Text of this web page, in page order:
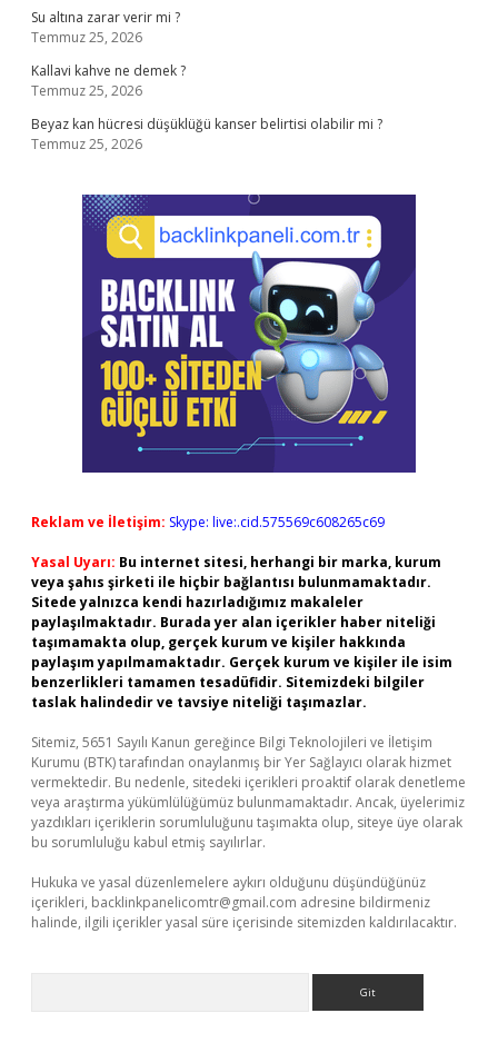
Su altına zarar verir mi ?
Temmuz 25, 2026
Kallavi kahve ne demek ?
Temmuz 25, 2026
Beyaz kan hücresi düşüklüğü kanser belirtisi olabilir mi ?
Temmuz 25, 2026
Reklam ve İletişim: Skype: live:.cid.575569c608265c69
Yasal Uyarı: Bu internet sitesi, herhangi bir marka, kurum
veya şahıs şirketi ile hiçbir bağlantısı bulunmamaktadır.
Sitede yalnızca kendi hazırladığımız makaleler
paylaşılmaktadır. Burada yer alan içerikler haber niteliği
taşımamakta olup, gerçek kurum ve kişiler hakkında
paylaşım yapılmamaktadır. Gerçek kurum ve kişiler ile isim
benzerlikleri tamamen tesadüfidir. Sitemizdeki bilgiler
taslak halindedir ve tavsiye niteliği taşımazlar.
Sitemiz, 5651 Sayılı Kanun gereğince Bilgi Teknolojileri ve İletişim
Kurumu (BTK) tarafından onaylanmış bir Yer Sağlayıcı olarak hizmet
vermektedir. Bu nedenle, sitedeki içerikleri proaktif olarak denetleme
veya araştırma yükümlülüğümüz bulunmamaktadır. Ancak, üyelerimiz
yazdıkları içeriklerin sorumluluğunu taşımakta olup, siteye üye olarak
bu sorumluluğu kabul etmiş sayılırlar.
Hukuka ve yasal düzenlemelere aykırı olduğunu düşündüğünüz
içerikleri, backlinkpanelicomtr@gmail.com adresine bildirmeniz
halinde, ilgili içerikler yasal süre içerisinde sitemizden kaldırılacaktır.